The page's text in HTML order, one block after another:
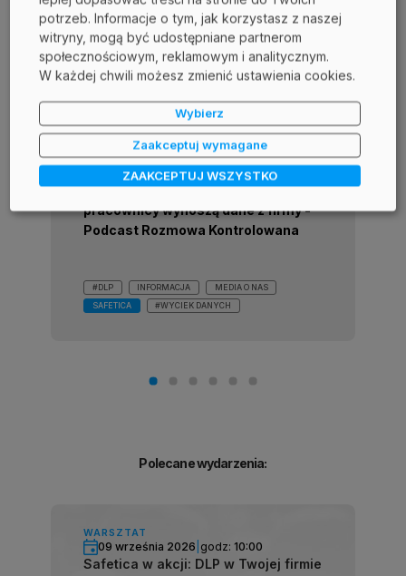
02 grudnia 2024
Mateusz Piątek o tym, jak
pracownicy wynoszą dane z firmy -
Podcast Rozmowa Kontrolowana
#DLP INFORMACJA
MEDIA O NAS
SAFETICA
#WYCIEK DANYCH
Polecane wydarzenia:
WARSZTAT
09 września 2026 godz: 10:00
Safetica w akcji: DLP w Twojej firmie
potrzeb. Informacje o tym, jak korzystasz z naszej
witryny, mogą być udostępniane partnerom
społecznościowym, reklamowym i analitycznym.
W każdej chwili możesz zmienić ustawienia cookies.
Wybierz
Zaakceptuj wymagane
ZAAKCEPTUJ WSZYSTKO